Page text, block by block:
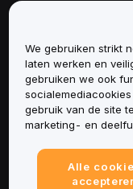
Diensten
Juridisch
We gebruiken strikt
laten werken en
gebruiken we ook
gebruik van de site
marketing- en
Alle